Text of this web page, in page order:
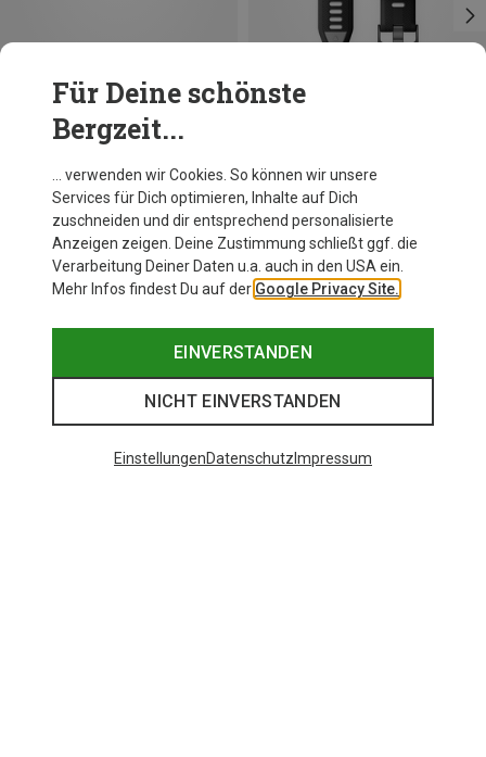
Du sparst 26%
Für Deine schönste
Bergzeit...
… verwenden wir Cookies. So können wir unsere
Services für Dich optimieren, Inhalte auf Dich
zuschneiden und dir entsprechend personalisierte
Anzeigen zeigen. Deine Zustimmung schließt ggf. die
Verarbeitung Deiner Daten u.a. auch in den USA ein.
Mehr Infos findest Du auf der Google Privacy Site.
EINVERSTANDEN
NICHT EINVERSTANDEN
EinstellungenDatenschutz Impressum